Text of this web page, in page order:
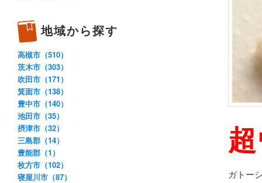
ガトー
地域から探す
高槻市（510）
茨木市（303）
吹田市（171）
箕面市（138）
豊中市（140）
池田市（35）
摂津市（32）
三島郡（14）
豊能郡（1）
枚方市（102）
寝屋川市（87）